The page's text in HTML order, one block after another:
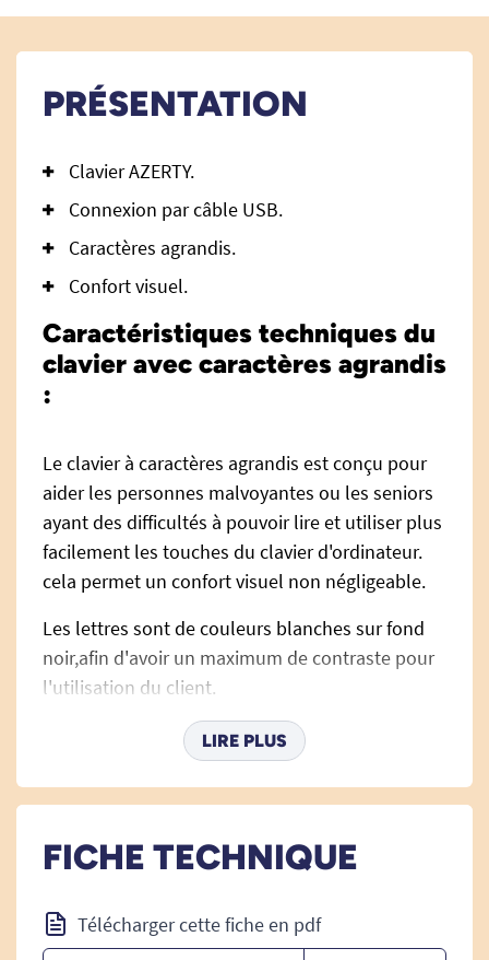
PRÉSENTATION
Clavier AZERTY.
Connexion par câble USB.
Caractères agrandis.
Confort visuel.
Caractéristiques techniques du
clavier avec caractères agrandis
:
Le clavier à caractères agrandis est conçu pour
aider les personnes malvoyantes ou les seniors
ayant des difficultés à pouvoir lire et utiliser plus
facilement les touches du clavier d'ordinateur.
cela permet un confort visuel non négligeable.
Les lettres sont de couleurs blanches sur fond
noir,afin d'avoir un maximum de contraste pour
l'utilisation du client.
105 caractères - Azerty.
Connexion par câble USB.
Hauteur des caractères : 1,1 cm.
Utiliser..
Touche à grand caractère (Hauteur des
LIRE PLUS
FICHE TECHNIQUE
Télécharger cette fiche en pdf